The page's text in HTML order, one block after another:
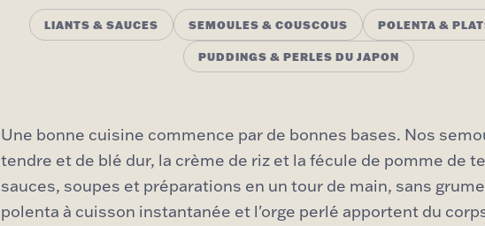
LIANTS & SAUCES SEMOULES & COUSCOUS POLENTA &
PUDDINGS & PERLES DU JAPON
Une bonne cuisine commence par de bonnes bases. Nos
tendre et de blé dur, la crème de riz et la fécule de pomme de
sauces, soupes et préparations en un tour de main, sans
polenta à cuisson instantanée et l'orge perlé apportent du